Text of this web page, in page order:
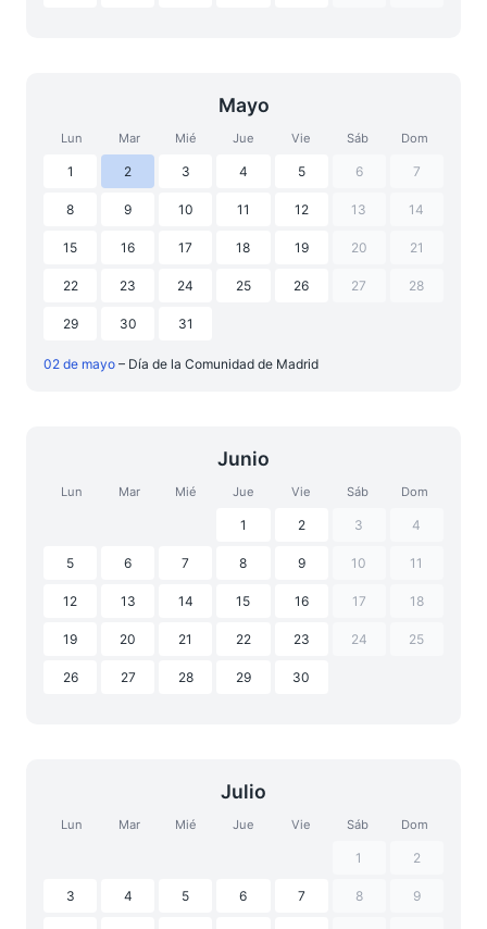
Mayo
Lun Mar Mié Jue Vie Sáb Dom
1 2 3 4 5 6 7
8 9 10 11 12 13 14
15 16 17 18 19 20 21
22 23 24 25 26 27 28
29 30 31
02 de mayo – Día de la Comunidad de Madrid
Junio
Lun Mar Mié Jue Vie Sáb Dom
1 2 3 4
5 6 7 8 9 10 11
12 13 14 15 16 17 18
19 20 21 22 23 24 25
26 27 28 29 30
Julio
Lun Mar Mié Jue Vie Sáb Dom
1 2
3 4 5 6 7 8 9